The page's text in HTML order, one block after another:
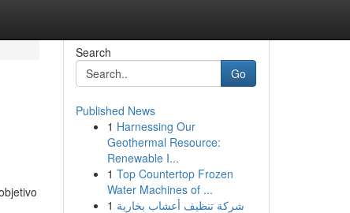
Search
Go
Published News
1 Harnessing Our
Geothermal Resource:
Renewable I...
1 Top Countertop Frozen
Water Machines of ...
1 شركة تنظيف أعشاب بخارية